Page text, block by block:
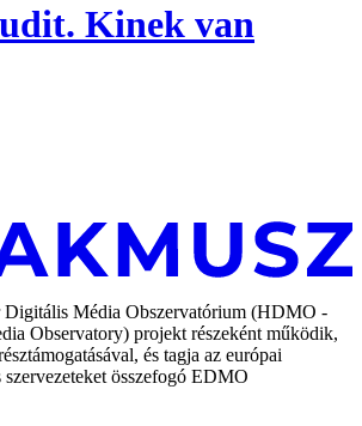
Kinek van
Digitális Média Obszervatórium (HDMO -
Observatory) projekt részeként működik,
és tagja az európai
összefogó EDMO